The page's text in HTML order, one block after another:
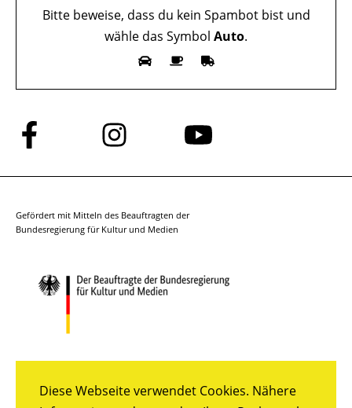
Diese Webseite verwendet Cookies. Nähere
Bitte beweise, dass du kein Spambot bist und
wähle das Symbol Auto.
Folge
uns
auf
Folge
uns
auf
Folge
auf
Gefördert mit Mitteln des Beauftragten der
Bundesregierung für Kultur und Medien